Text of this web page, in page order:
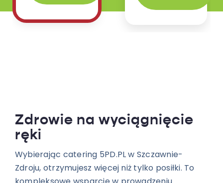
Zdrowie na wyciągnięcie
ręki
Wybierając catering 5PD.PL w Szczawnie-
Zdroju, otrzymujesz więcej niż tylko posiłki. To